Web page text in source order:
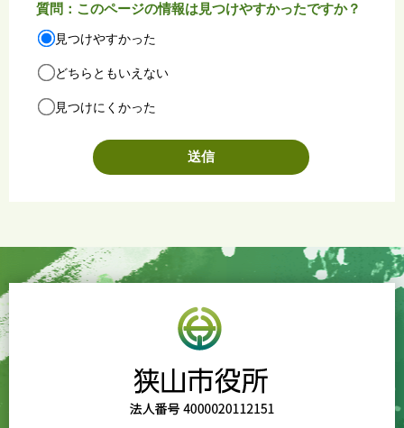
質問：このページの情報は見つけやすかったですか？
見つけやすかった
どちらともいえない
見つけにくかった